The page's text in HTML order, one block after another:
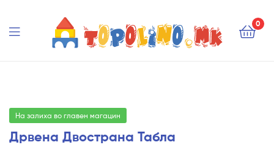
0
На залиха во главен магацин
Дрвена Двострана Табла